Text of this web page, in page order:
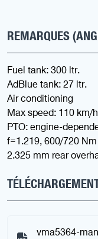
REMARQUES
Fuel tank: 300 ltr.
AdBlue tank: 27 ltr.
Air conditioning
Max speed: 110 km/h
PTO: engine-
f=1.219, 600/720
2.325 mm rear
vma5364-